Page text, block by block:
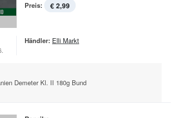
Preis: € 2,99
Händler: Elli Markt
Demeter Kl. II 180g Bund